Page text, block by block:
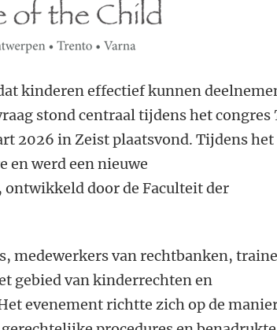
kinderen effectief kunnen
stond centraal tijdens het congres
2026 in Zeist plaatsvond. Tijdens het
en werd een nieuwe
door de Faculteit der
medewerkers van rechtbanken,
gebied van kinderrechten en
evenement richtte zich op de